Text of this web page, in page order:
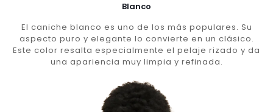
Blanco
El caniche blanco es uno de los más populares. Su
aspecto puro y elegante lo convierte en un clásico.
Este color resalta especialmente el pelaje rizado y da
una apariencia muy limpia y refinada.